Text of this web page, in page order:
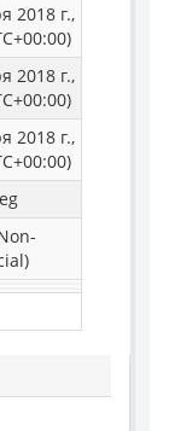
2018 г.,
2018 г.,
2018 г.,